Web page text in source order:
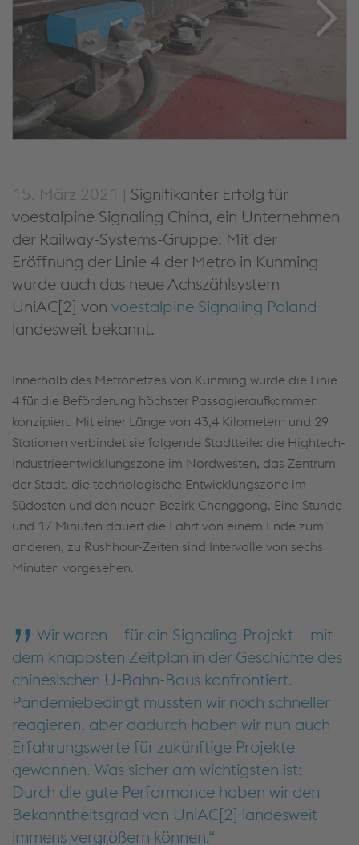
15. März 2021 | Signifikanter Erfolg für
voestalpine Signaling China, ein Unternehmen
der Railway-Systems-Gruppe: Mit der
Eröffnung der Linie 4 der Metro in Kunming
wurde auch das neue Achszählsystem
UniAC[2] von voestalpine Signaling Poland
landesweit bekannt.
Innerhalb des Metronetzes von Kunming wurde die Linie
4 für die Beförderung höchster Passagieraufkommen
konzipiert. Mit einer Länge von 43,4 Kilometern und 29
Stationen verbindet sie folgende Stadtteile: die Hightech-
Industrieentwicklungszone im Nordwesten, das Zentrum
der Stadt, die technologische Entwicklungszone im
Südosten und den neuen Bezirk Chenggong. Eine Stunde
und 17 Minuten dauert die Fahrt von einem Ende zum
anderen, zu Rushhour-Zeiten sind Intervalle von sechs
Minuten vorgesehen.
Wir waren – für ein Signaling-Projekt – mit
dem knappsten Zeitplan in der Geschichte des
chinesischen U-Bahn-Baus konfrontiert.
Pandemiebedingt mussten wir noch schneller
reagieren, aber dadurch haben wir nun auch
Erfahrungswerte für zukünftige Projekte
gewonnen. Was sicher am wichtigsten ist:
Durch die gute Performance haben wir den
Bekanntheitsgrad von UniAC[2] landesweit
immens vergrößern können.